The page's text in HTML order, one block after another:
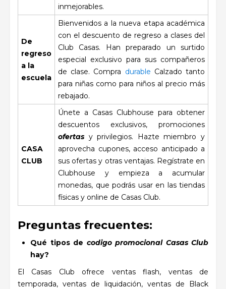
inmejorables.
De
regreso
a la
escuela
Bienvenidos a la nueva etapa académica
con el descuento de regreso a clases del
Club Casas. Han preparado un surtido
especial exclusivo para sus compañeros
de clase. Compra durable Calzado tanto
para niñas como para niños al precio más
rebajado.
CASA
CLUB
Únete a Casas Clubhouse para obtener
descuentos exclusivos, promociones
ofertas y privilegios. Hazte miembro y
aprovecha cupones, acceso anticipado a
sus ofertas y otras ventajas. Regístrate en
Clubhouse y empieza a acumular
monedas, que podrás usar en las tiendas
físicas y online de Casas Club.
Preguntas frecuentes:
Qué tipos de codigo promocional Casas Club
hay?
El Casas Club ofrece ventas flash, ventas de
temporada, ventas de liquidación, ventas de Black